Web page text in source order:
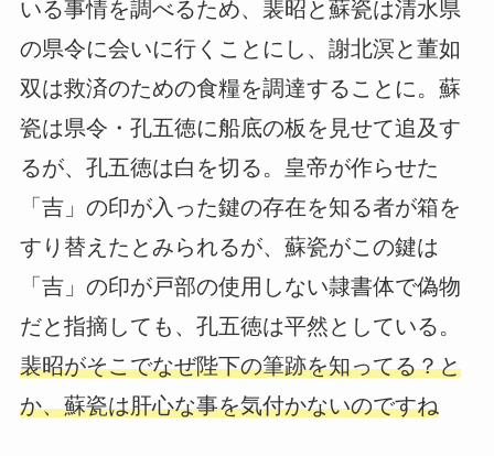
いる事情を調べるため、裴昭と蘇瓷は清水県
の県令に会いに行くことにし、謝北溟と董如
双は救済のための食糧を調達することに。蘇
瓷は県令・孔五徳に船底の板を見せて追及す
るが、孔五徳は白を切る。皇帝が作らせた
「吉」の印が入った鍵の存在を知る者が箱を
すり替えたとみられるが、蘇瓷がこの鍵は
「吉」の印が戸部の使用しない隷書体で偽物
だと指摘しても、孔五徳は平然としている。
裴昭がそこでなぜ陛下の筆跡を知ってる？と
か、蘇瓷は肝心な事を気付かないのですね